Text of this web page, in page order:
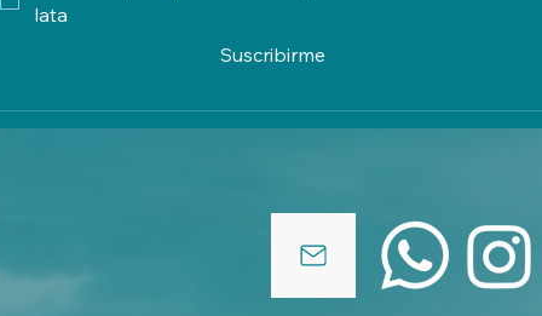
lata
Suscribirme